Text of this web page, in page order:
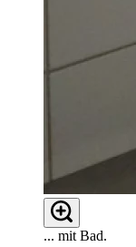
... mit Bad.